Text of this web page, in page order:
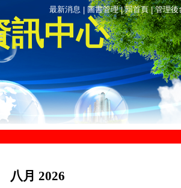
最新消息 | 圖書管理|回首頁|管理後
訊中心